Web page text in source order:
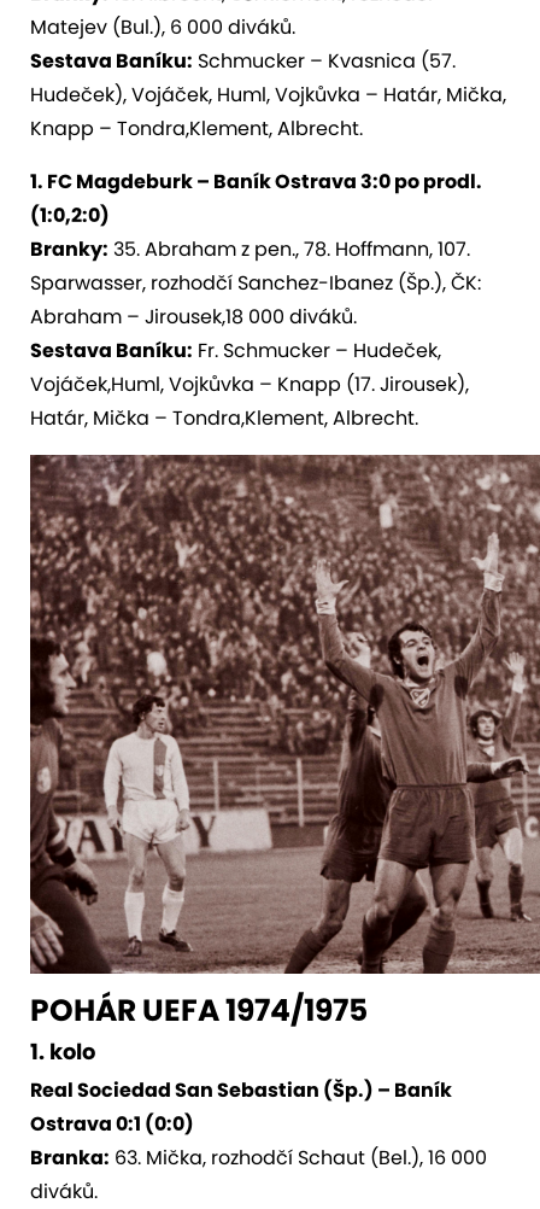
Matejev (Bul.), 6 000 diváků.
Sestava Baníku: Schmucker – Kvasnica (57.
Hudeček), Vojáček, Huml, Vojkůvka – Határ, Mička,
Knapp – Tondra,Klement, Albrecht.
1. FC Magdeburk – Baník Ostrava 3:0 po prodl.
(1:0,2:0)
Branky: 35. Abraham z pen., 78. Hoffmann, 107.
Sparwasser, rozhodčí Sanchez-Ibanez (Šp.), ČK:
Abraham – Jirousek,18 000 diváků.
Sestava Baníku: Fr. Schmucker – Hudeček,
Vojáček,Huml, Vojkůvka – Knapp (17. Jirousek),
Határ, Mička – Tondra,Klement, Albrecht.
POHÁR UEFA 1974/1975
1. kolo
Real Sociedad San Sebastian (Šp.) – Baník
Ostrava 0:1 (0:0)
Branka: 63. Mička, rozhodčí Schaut (Bel.), 16 000
diváků.